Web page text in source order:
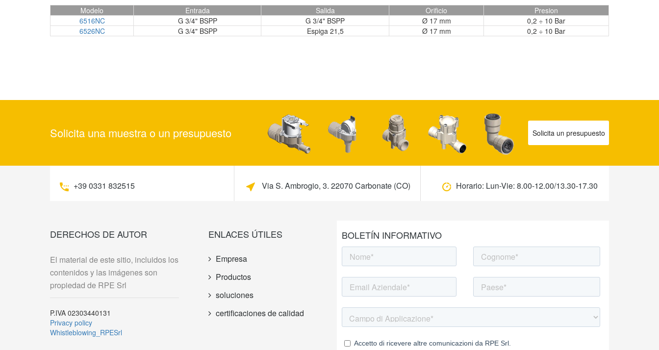
Modelo Entrada Salida Orificio
Presion
6516NC
G 3/4" BSPP G 3/4" BSPP Ø 17 mm
0,2 ÷ 10 Bar
6526NC
G 3/4" BSPP Espiga 21,5 Ø 17 mm 0,2 ÷ 10 Bar
Solicita una muestra o un presupuesto Solicita un presupuesto
+39 0331 832515 Via S. Ambrogio, 3. 22070 Carbonate (CO) Horario: Lun-Vie: 8.00-12.00/13.30-17.30
DERECHOS DE AUTOR
El material de este sitio, incluidos los
contenidos y las imágenes son
propiedad de RPE Srl
P.IVA 02303440131
Privacy policy
Whistleblowing_RPESrl
ENLACES ÚTILES
Empresa
Productos
soluciones
certificaciones de calidad
BOLETÍN INFORMATIVO